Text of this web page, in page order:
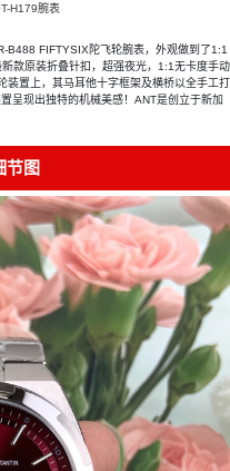
H179腕表
B488 FIFTYSIX陀飞轮腕表，外观做到了1:1
款原装折叠针扣，超强夜光，1:1无卡度手动
装置上，其马耳他十字框架及横桥以全手工打
呈现出独特的机械美感！ANT是创立于新加
节图